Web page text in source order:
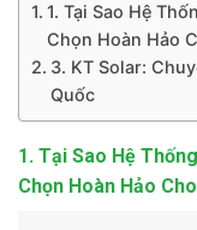
1. Tại Sao Hệ
Chọn Hoàn Hảo
3. KT Solar:
Quốc
1. Tại Sao Hệ
Chọn Hoàn Hảo